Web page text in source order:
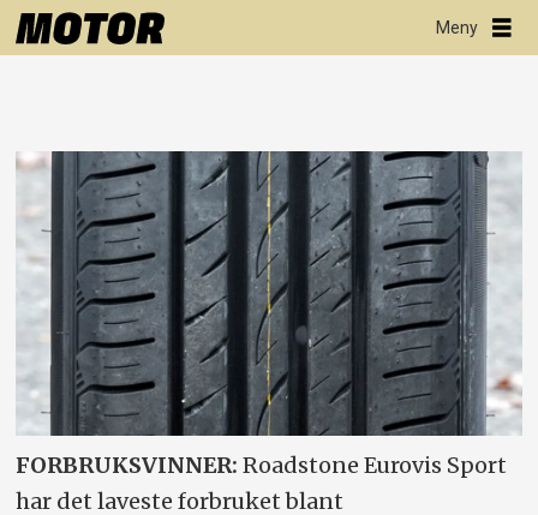
FORBRUKSVINNER:Roadstone Eurovis Sport
har det laveste forbruket blant